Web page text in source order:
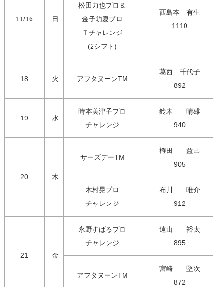
11/16 日
松田力也プロ＆
金子萌夏プロ
Ｔチャレンジ
(2シフト)
西島本　有生
1110
18 火 アフタヌーンTM
葛西　千代子
892
19 水
時本美津子プロ
チャレンジ
鈴木　　晴雄
940
20 木
サーズデーTM
権田　　益己
905
木村晃プロ
チャレンジ
布川　　唯介
912
21 金
永野すばるプロ
チャレンジ
遠山　　裕太
895
アフタヌーンTM
宮崎　　堅次
872